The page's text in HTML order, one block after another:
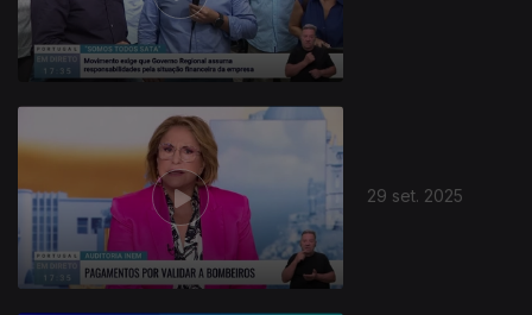
29 set. 2025